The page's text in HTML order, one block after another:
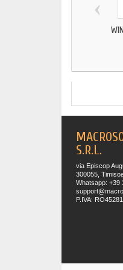
‹
S.R.L.
via Episcop
300055,
Whatsapp: +39
P.IVA: